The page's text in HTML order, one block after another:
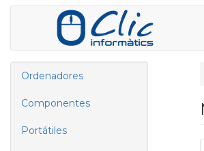
Ordenadores
Componentes
Portátiles